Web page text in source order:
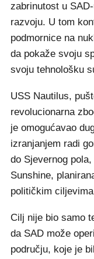
zabrinutost u
razvoju. U tom
podmornice na
da pokaže svoju
svoju tehnološku
USS Nautilus,
revolucionarna
je omogućavao
izranjanjem radi
do Sjevernog
Sunshine,
političkim
Cilj nije bio samo
da SAD može
području, koje je